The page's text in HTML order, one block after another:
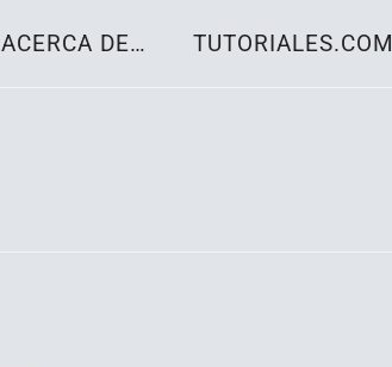
ACERCA DE… TUTORIALES.COM